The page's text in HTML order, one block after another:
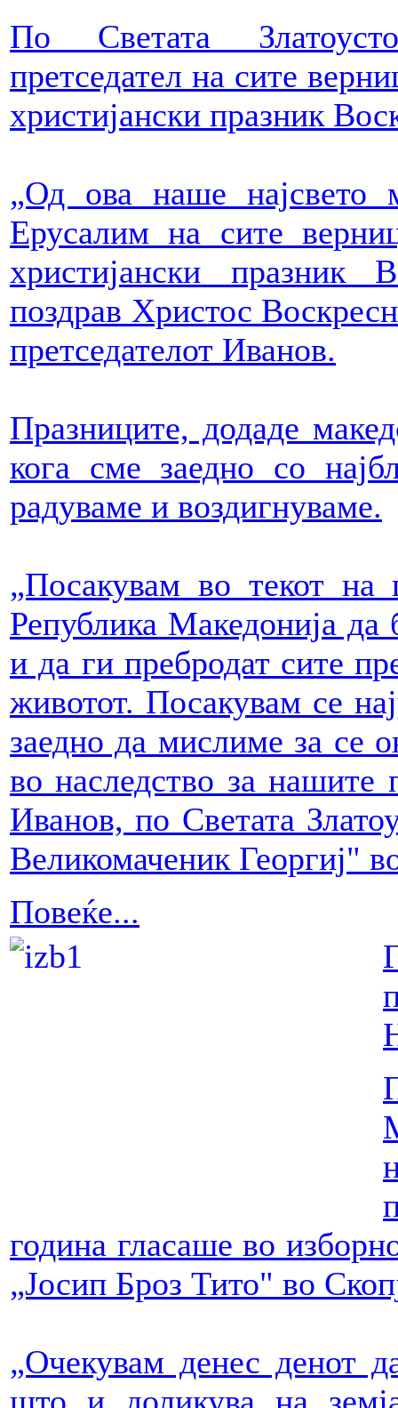
По Светата
претседател на сите
христијански празник
„Од ова наше најсвето
Ерусалим на сите
христијански празник
поздрав Христос
претседателот Иванов.
Празниците, додаде
кога сме заедно со
радуваме и воздигнуваме.
„Посакувам во текот на
Република Македонија да
и да ги пребродат сите
животот. Посакувам се
заедно да мислиме за се
во наследство за нашите
Иванов, по Светата
Великомаченик Георгиј"
Повеќе...
година гласаше во
„Јосип Броз Тито" во
„Очекувам денес денот